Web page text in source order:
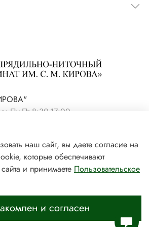
Пн-Пт 8:30-17:00
06 (розничный
наш сайт, вы даете согласие на
которые обеспечивают
и принимаете Пользовательское
и согласен